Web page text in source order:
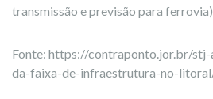
transmissão e previsão para
Fonte: https://contraponto.jor.br/
da-faixa-de-infraestrutura-no-